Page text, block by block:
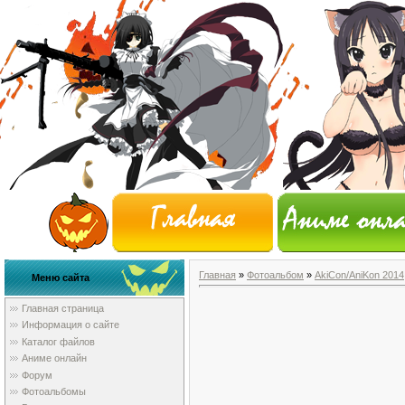
Меню сайта
Главная страница
Информация о сайте
Каталог файлов
Аниме онлайн
Форум
Фотоальбомы
Главная » Фотоальбом » AkiCon/AniKon 2014